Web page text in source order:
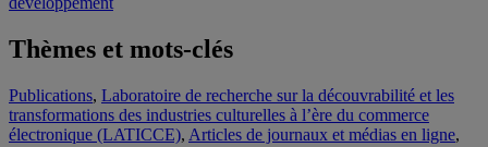
Thèmes et mots-clés
Publications, Laboratoire de recherche sur la découvrabilité et les
transformations des industries culturelles à l’ère du commerce
électronique (LATICCE), Articles de journaux et médias en ligne,